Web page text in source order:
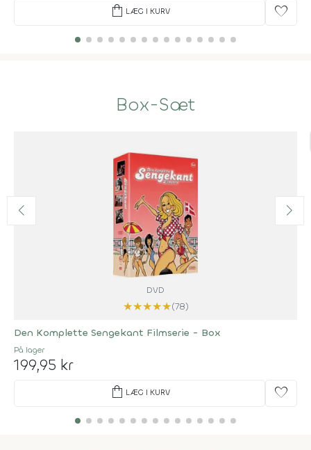
shopping_bag LÆG I KURV favorite
Box-Sæt
DVD
★★★★★(78)
Den Komplette Sengekant Filmserie - Box
På lager
199,95 kr
shopping_bag LÆG I KURV favorite